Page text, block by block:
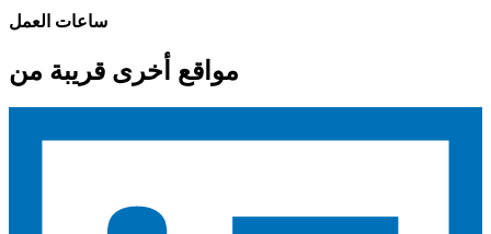
ساعات العمل
مواقع أخرى قريبة من